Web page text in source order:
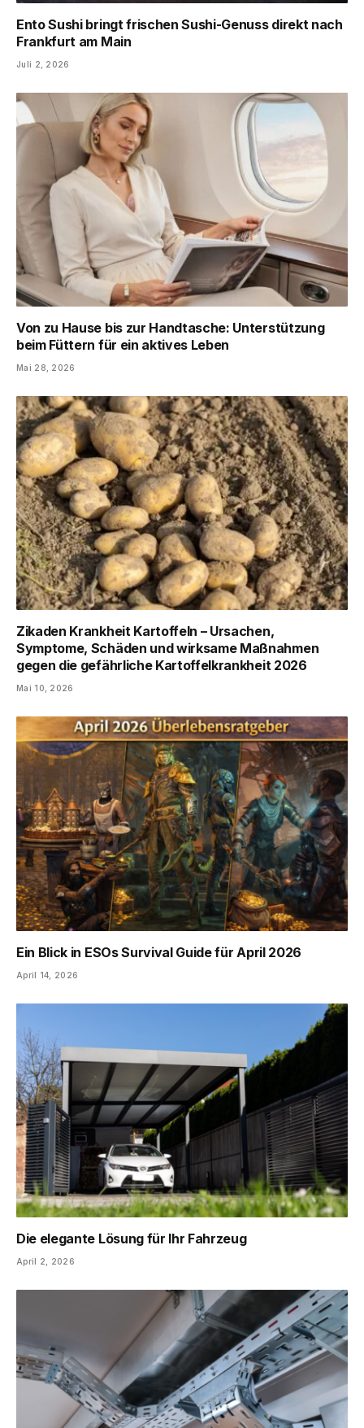
Ento Sushi bringt frischen Sushi-Genuss direkt nach
Frankfurt am Main
Juli 2, 2026
Von zu Hause bis zur Handtasche: Unterstützung
beim Füttern für ein aktives Leben
Mai 28, 2026
Zikaden Krankheit Kartoffeln – Ursachen,
Symptome, Schäden und wirksame Maßnahmen
gegen die gefährliche Kartoffelkrankheit 2026
Mai 10, 2026
Ein Blick in ESOs Survival Guide für April 2026
April 14, 2026
Die elegante Lösung für Ihr Fahrzeug
April 2, 2026